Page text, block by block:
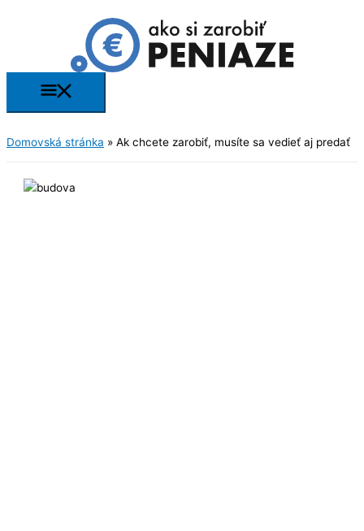
Hlavné
Domovská stránka » Ak chcete zarobiť, musíte sa vedieť aj predať